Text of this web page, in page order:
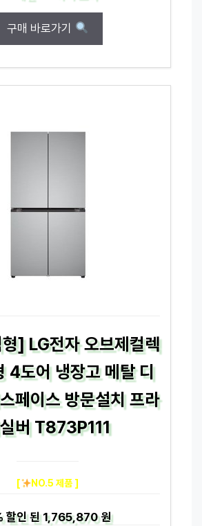
구매 바로가기
] LG전자 오브제컬렉
4도어 냉장고 메탈 디
페이스 방문설치 프라
버 T873P111
[ NO.5 제품 ]
할인 된1,765,870 원